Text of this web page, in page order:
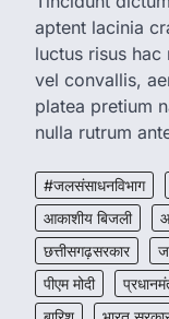
aptent lacinia
luctus risus
vel convallis,
platea pretium
nulla rutrum
#जलसंसाधनविभाग
आकाशीय बिजली
छत्तीसगढ़सरकार
पीएम मोदी